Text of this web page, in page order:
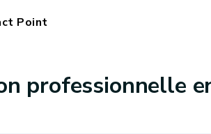
Point
professionnelle